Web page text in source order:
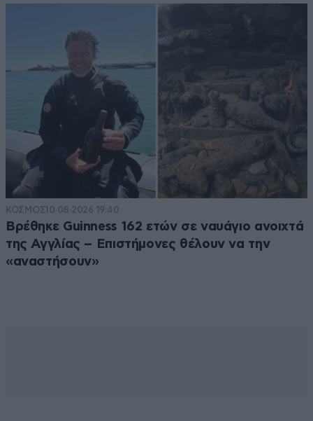
ΚΟΣΜΟΣ10·08·2026 19:40
Βρέθηκε Guinness 162 ετών σε ναυάγιο ανοιχτά
της Αγγλίας – Επιστήμονες θέλουν να την
«αναστήσουν»